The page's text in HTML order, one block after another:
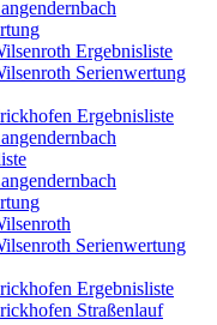
Ergebnisliste
Serienwertung
Ergebnisliste
Serienwertung
Ergebnisliste
Straßenlauf